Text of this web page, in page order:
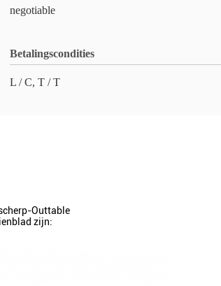
negotiable
Betalingscondities
L / C, T / T
Outtable
zijn: